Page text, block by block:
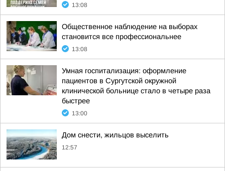
13:08
Общественное наблюдение на выборах
становится все профессиональнее
13:08
Умная госпитализация: оформление
пациентов в Сургутской окружной
клинической больнице стало в четыре раза
быстрее
13:00
Дом снести, жильцов выселить
12:57